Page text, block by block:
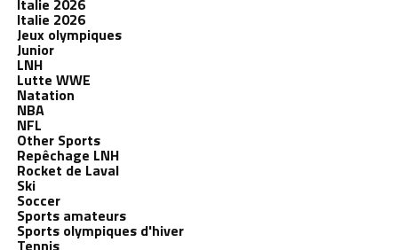
Italie 2026
Italie 2026
Jeux olympiques
Junior
LNH
Lutte WWE
Natation
NBA
NFL
Other Sports
Repêchage LNH
Rocket de Laval
Ski
Soccer
Sports amateurs
Sports olympiques d'hiver
Tennis